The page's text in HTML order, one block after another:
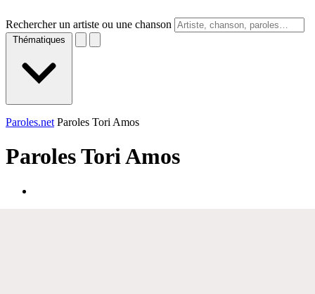
Rechercher un artiste ou une chanson
Thématiques
Paroles.net Paroles Tori Amos
ParolesTori Amos